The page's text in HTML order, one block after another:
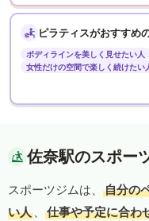
ピラティスがおすすめ
ボディラインを美しく見せたい人
女性だけの空間で楽しく続けたい
佐奈駅のスポー
スポーツジムは、
自分の
い人 、 仕事や予定に合わ